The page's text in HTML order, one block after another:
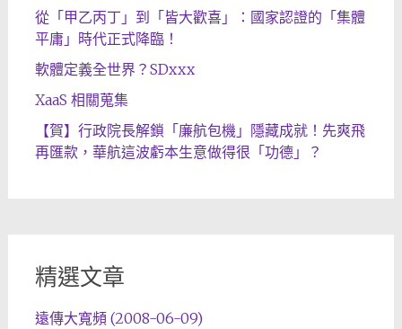
從「甲乙丙丁」到「皆大歡喜」：國家認證的「集體
平庸」時代正式降臨！
軟體定義全世界？SDxxx
XaaS 相關蒐集
【賀】行政院長解鎖「廉航包機」隱藏成就！先爽飛
再匯款，華航這波虧本生意做得很「功德」？
精選文章
遠傳大寬頻 (2008-06-09)